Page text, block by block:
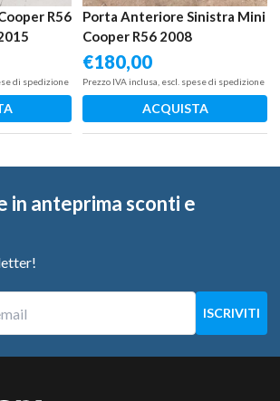
R56
di spedizione
Porta Anteriore Sinistra Mini
Cooper R56 2008
€180,00
Prezzo IVA inclusa, escl. spese di spedizione
ACQUISTA
in anteprima sconti e